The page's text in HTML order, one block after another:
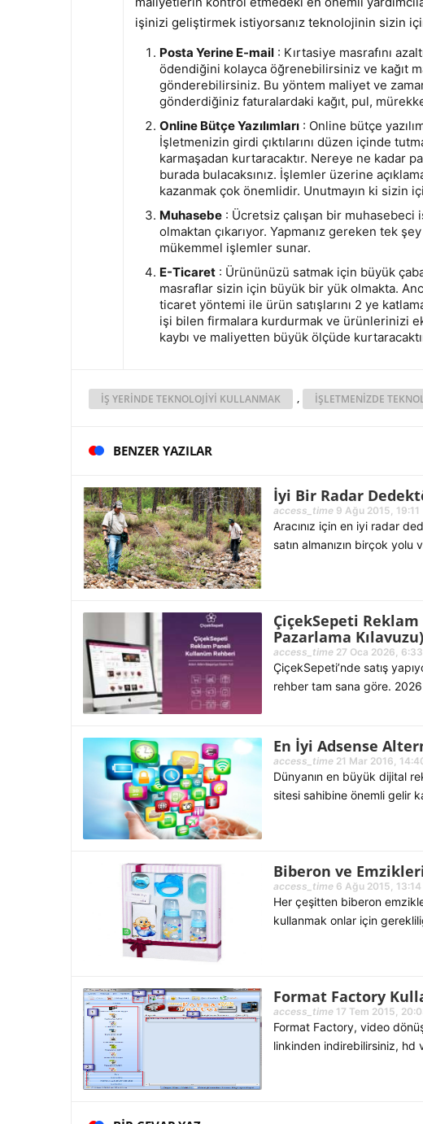
işinizi geliştirmek istiyorsanız teknolojinin sizin
Posta Yerine E-mail: Kırtasiye masrafını
ödendiğini kolayca öğrenebilirsiniz ve kağıt
gönderebilirsiniz. Bu yöntem maliyet ve
gönderdiğiniz faturalardaki kağıt, pul,
Online Bütçe Yazılımları: Online bütçe
İşletmenizin girdi çıktılarını düzen içinde
karmaşadan kurtaracaktır. Nereye ne kadar
burada bulacaksınız. İşlemler üzerine
kazanmak çok önemlidir. Unutmayın ki sizin
Muhasebe: Ücretsiz çalışan bir muhasebeci
olmaktan çıkarıyor. Yapmanız gereken tek
mükemmel işlemler sunar.
E-Ticaret: Ürününüzü satmak için büyük
masraflar sizin için büyük bir yük olmakta.
ticaret yöntemi ile ürün satışlarını 2 ye
işi bilen firmalara kurdurmak ve ürünlerinizi
kaybı ve maliyetten büyük ölçüde
IŞ YERINDE TEKNOLOJIYI KULLANMAK , IŞLETMENIZDE
BENZER YAZILAR
İyi Bir Radar
access_time 9 Ağu 2015, 19:11
Aracınız için en iyi radar
satın almanızın birçok yolu
ÇiçekSepeti
Pazarlama Kılavuzu)
access_time 27 Oca 2026, 6:33
ÇiçekSepeti’nde satış
rehber tam sana göre.
En İyi Adsense
access_time 21 Mar 2016,
Dünyanın en büyük dijital
sitesi sahibine önemli gelir
Biberon ve
access_time 6 Ağu 2015, 13:14
Her çeşitten biberon
kullanmak onlar için
Format Factory
access_time 17 Tem 2015,
Format Factory, video
linkinden indirebilirsiniz, hd